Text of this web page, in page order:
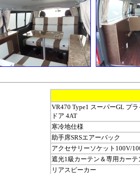
VR470 Type1 スーパーGL プ
ドア 4AT
寒冷地仕様
助手席SRSエアーバック
アクセサリーソケット100V/
遮光1級カーテン＆専用カーテ
リアスピーカー